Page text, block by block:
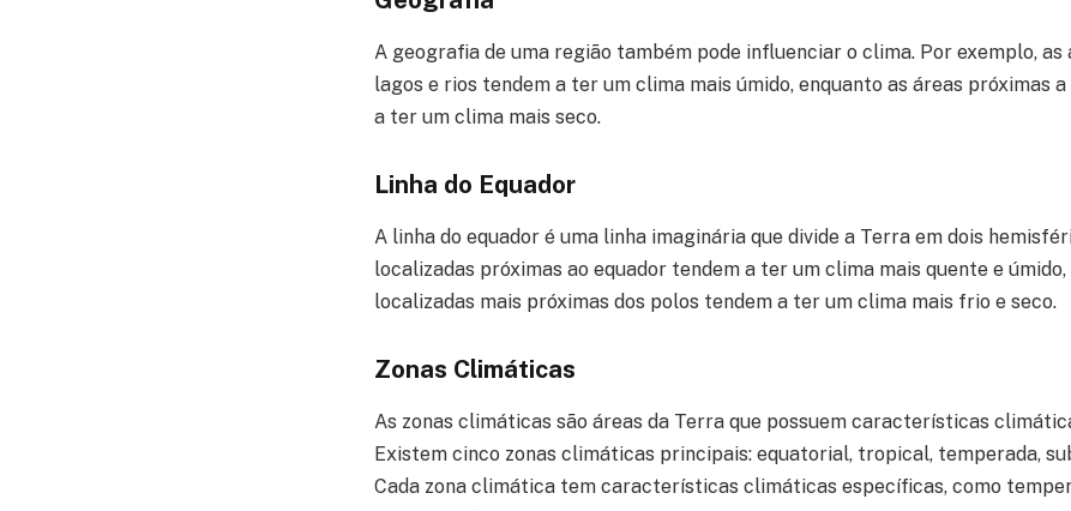
A geografia de uma região também pode influenciar o clima. Por exemplo, as
lagos e rios tendem a ter um clima mais úmido, enquanto as áreas próximas
a ter um clima mais seco.
Linha do Equador
A linha do equador é uma linha imaginária que divide a Terra em dois
localizadas próximas ao equador tendem a ter um clima mais quente e
localizadas mais próximas dos polos tendem a ter um clima mais frio e seco.
Zonas Climáticas
As zonas climáticas são áreas da Terra que possuem características
Existem cinco zonas climáticas principais: equatorial, tropical, temperada,
Cada zona climática tem características climáticas específicas, como